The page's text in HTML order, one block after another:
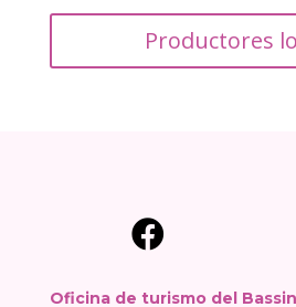
Productores

Oficina de turismo del